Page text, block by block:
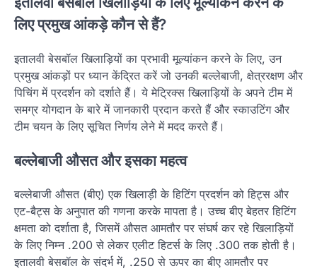
लिए प्रमुख आंकड़े कौन से हैं?
इतालवी बेसबॉल खिलाड़ियों का प्रभावी मूल्यांकन करने के लिए, उन
प्रमुख आंकड़ों पर ध्यान केंद्रित करें जो उनकी बल्लेबाजी, क्षेत्ररक्षण और
पिचिंग में प्रदर्शन को दर्शाते हैं। ये मेट्रिक्स खिलाड़ियों के अपने टीम में
समग्र योगदान के बारे में जानकारी प्रदान करते हैं और स्काउटिंग और
टीम चयन के लिए सूचित निर्णय लेने में मदद करते हैं।
बल्लेबाजी औसत और इसका महत्व
बल्लेबाजी औसत (बीए) एक खिलाड़ी के हिटिंग प्रदर्शन को हिट्स और
एट-बैट्स के अनुपात की गणना करके मापता है। उच्च बीए बेहतर हिटिंग
क्षमता को दर्शाता है, जिसमें औसत आमतौर पर संघर्ष कर रहे खिलाड़ियों
के लिए निम्न .200 से लेकर एलीट हिटर्स के लिए .300 तक होती है।
इतालवी बेसबॉल के संदर्भ में, .250 से ऊपर का बीए आमतौर पर